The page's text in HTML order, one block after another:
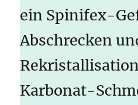
ein Spinifex-
Abschrecken
Karbonat-